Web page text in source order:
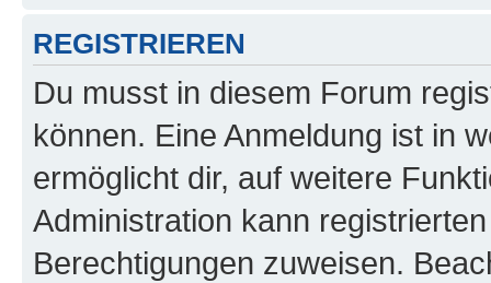
REGISTRIEREN
Du musst in diesem Forum
können. Eine Anmeldung ist in
ermöglicht dir, auf weitere
Administration kann
Berechtigungen zuweisen.